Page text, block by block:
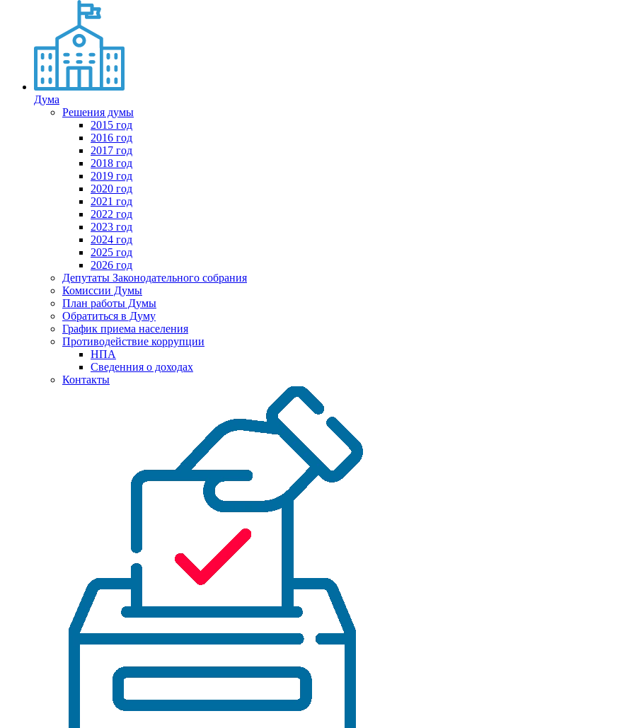
Дума
Решения думы
2015 год
2016 год
2017 год
2018 год
2019 год
2020 год
2021 год
2022 год
2023 год
2024 год
2025 год
2026 год
Депутаты Законодательного собрания
Комиссии Думы
План работы Думы
Обратиться в Думу
График приема населения
Противодействие коррупции
НПА
Сведенния о доходах
Контакты